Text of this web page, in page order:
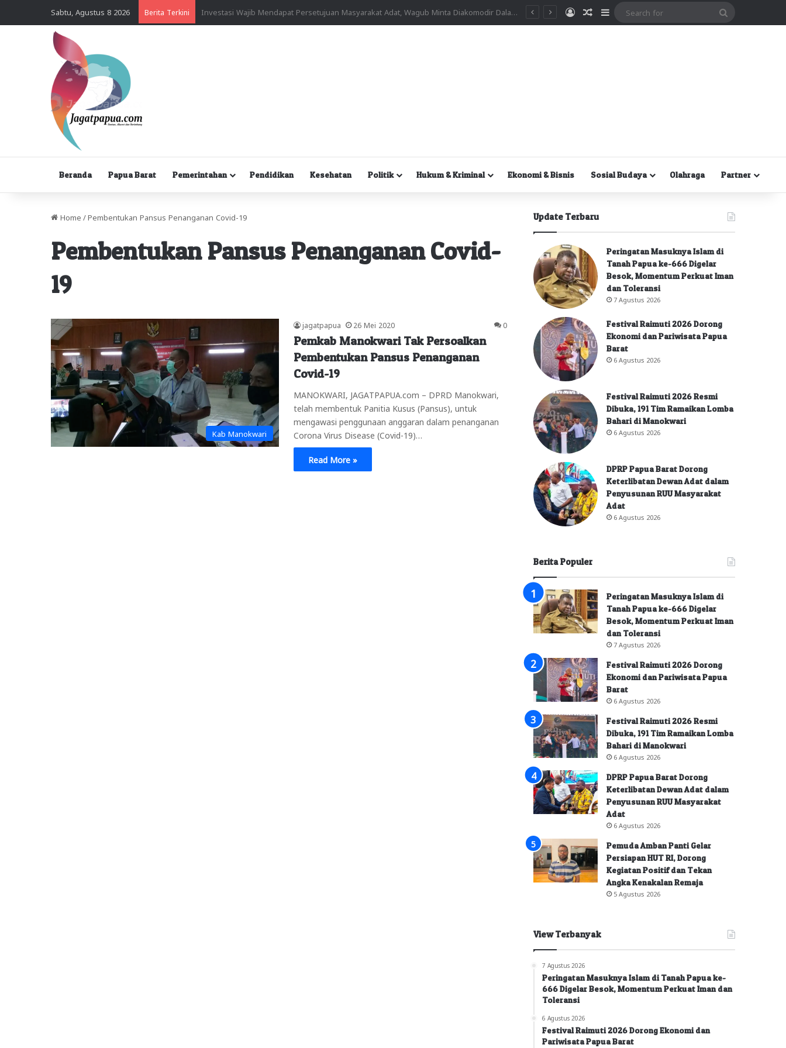
Sabtu, Agustus 8 2026 Berita Terkini MasukRandom Article
Sidebar
Beranda Papua Barat Pemerintahan Pendidikan Kesehatan Politik Hukum & Kriminal Ekonomi & Bisnis Sosial Budaya Olahraga Partner
Home / Pembentukan Pansus Penanganan Covid-19
Pembentukan Pansus Penanganan Covid-
19
Kab Manokwari
jagatpapua 26 Mei 2020 0
Pemkab Manokwari Tak Persoalkan
Pembentukan Pansus Penanganan
Covid-19
MANOKWARI, JAGATPAPUA.com – DPRD Manokwari,
telah membentuk Panitia Kusus (Pansus), untuk
mengawasi penggunaan anggaran dalam penanganan
Corona Virus Disease (Covid-19)…
Read More »
Update Terbaru
Peringatan Masuknya Islam di
Tanah Papua ke-666 Digelar
Besok, Momentum Perkuat Iman
dan Toleransi
7 Agustus 2026
Festival Raimuti 2026 Dorong
Ekonomi dan Pariwisata Papua
Barat
6 Agustus 2026
Festival Raimuti 2026 Resmi
Dibuka, 191 Tim Ramaikan Lomba
Bahari di Manokwari
6 Agustus 2026
DPRP Papua Barat Dorong
Keterlibatan Dewan Adat dalam
Penyusunan RUU Masyarakat
Adat
6 Agustus 2026
Berita Populer
Peringatan Masuknya Islam di
Tanah Papua ke-666 Digelar
Besok, Momentum Perkuat Iman
dan Toleransi
7 Agustus 2026
Festival Raimuti 2026 Dorong
Ekonomi dan Pariwisata Papua
Barat
6 Agustus 2026
Festival Raimuti 2026 Resmi
Dibuka, 191 Tim Ramaikan Lomba
Bahari di Manokwari
6 Agustus 2026
DPRP Papua Barat Dorong
Keterlibatan Dewan Adat dalam
Penyusunan RUU Masyarakat
Adat
6 Agustus 2026
Pemuda Amban Panti Gelar
Persiapan HUT RI, Dorong
Kegiatan Positif dan Tekan
Angka Kenakalan Remaja
5 Agustus 2026
View Terbanyak
7 Agustus 2026
Peringatan Masuknya Islam di Tanah Papua ke-
666 Digelar Besok, Momentum Perkuat Iman dan
Toleransi
6 Agustus 2026
Festival Raimuti 2026 Dorong Ekonomi dan
Pariwisata Papua Barat